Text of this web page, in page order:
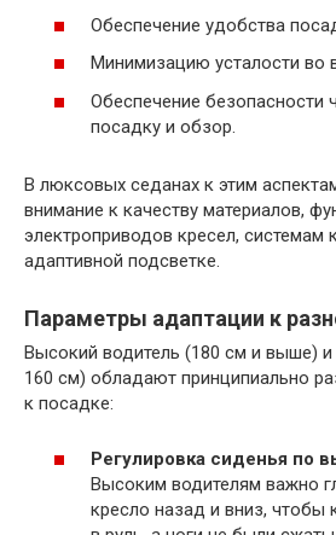
Обеспечение удобства
Минимизацию усталости во
Обеспечение безопасности
посадку и обзор.
В люксовых седанах к этим
внимание к качеству материалов,
электроприводов кресел, системам
адаптивной подсветке.
Параметры адаптации к
Высокий водитель (180 см и выше) и
160 см) обладают принципиально
к посадке:
Регулировка сиденья по
Высоким водителям важно
кресло назад и вниз, чтобы